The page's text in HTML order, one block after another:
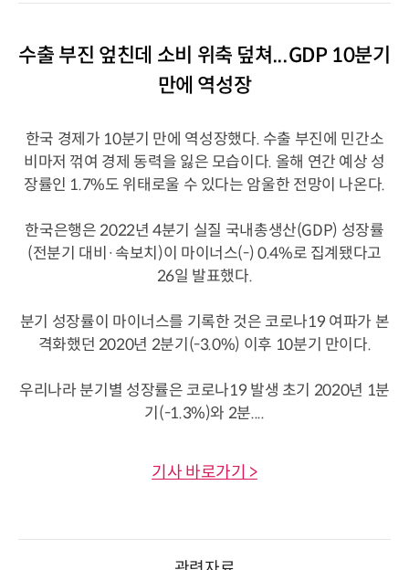
수출 부진 엎친데 소비 위축 덮쳐...GDP 10분기
만에 역성장
한국 경제가 10분기 만에 역성장했다. 수출 부진에 민간소
비마저 꺾여 경제 동력을 잃은 모습이다. 올해 연간 예상 성
장률인 1.7%도 위태로울 수 있다는 암울한 전망이 나온다.
한국은행은 2022년 4분기 실질 국내총생산(GDP) 성장률
(전분기 대비·속보치)이 마이너스(-) 0.4%로 집계됐다고
26일 발표했다.
분기 성장률이 마이너스를 기록한 것은 코로나19 여파가 본
격화했던 2020년 2분기(-3.0%) 이후 10분기 만이다.
우리나라 분기별 성장률은 코로나19 발생 초기 2020년 1분
기(-1.3%)와 2분....
기사 바로가기 >